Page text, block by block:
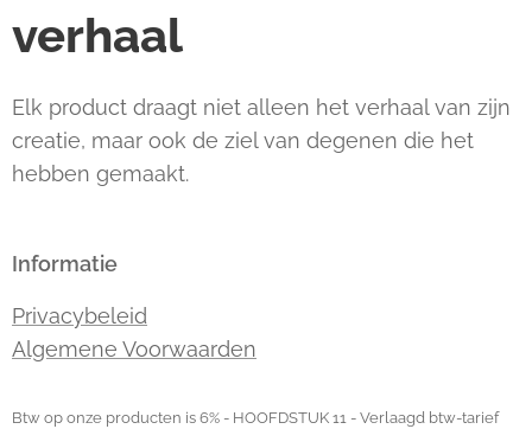
verhaal
Elk product draagt niet alleen het verhaal van zijn
creatie, maar ook de ziel van degenen die het
hebben gemaakt.
Informatie
Privacybeleid
Algemene Voorwaarden
Btw op onze producten is 6% - HOOFDSTUK 11 - Verlaagd btw-tarief